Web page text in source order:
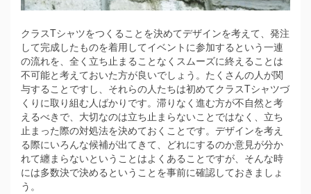
クラスTシャツをつくることを決めてデザインを考えて、発注
して完成したものを着用してイベントに参加するという一連
の流れを、全く立ち止まることなくスムーズに終えることは
不可能と考えておいた方が良いでしょう。 たくさんの人が関
与することですし、それらの人たちは初めてクラスTシャツづ
くりに取り組む人ばかりです。滞りなく進む方が不自然と考
えるべきで、大切なのは立ち止まらないことではなく、立ち
止まった際の対処法を決めておくことです。デザインを考え
る際にいろんな候補が出てきて、どれにするのか意見が分か
れて纏まらないということはよくあることですが、そんな時
には多数決で決めるということを事前に確認しておきましょ
う。